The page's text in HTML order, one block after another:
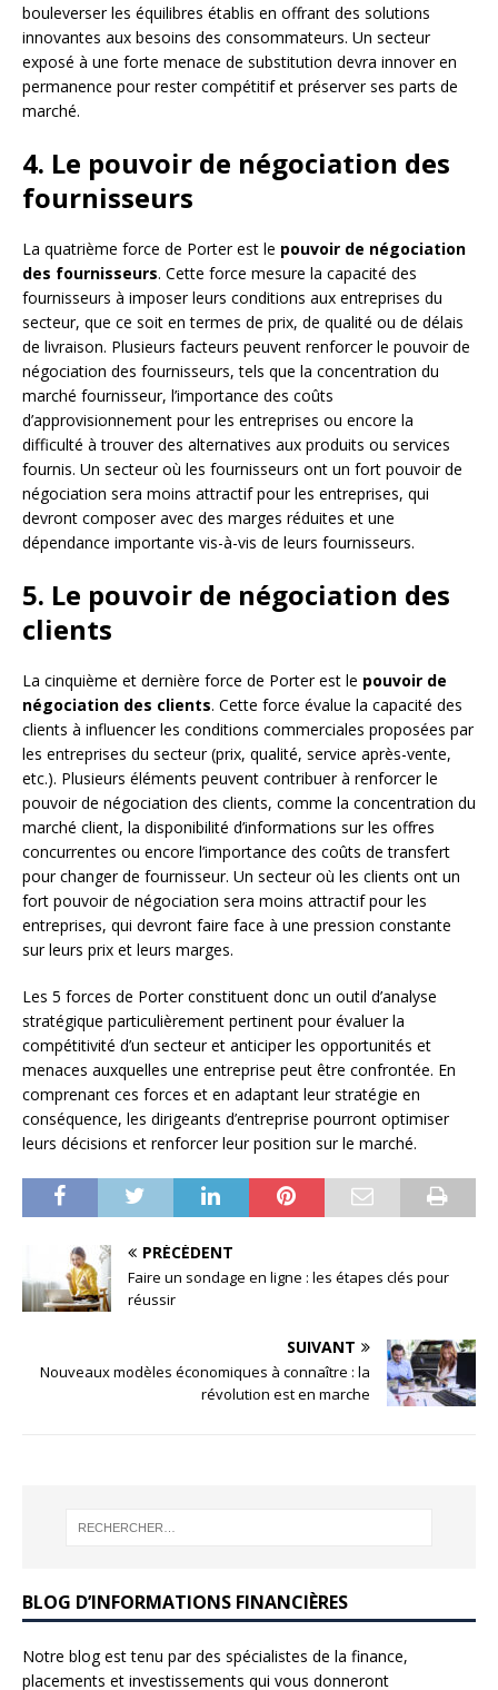
bouleverser les équilibres établis en offrant des solutions
innovantes aux besoins des consommateurs. Un secteur
exposé à une forte menace de substitution devra innover en
permanence pour rester compétitif et préserver ses parts de
marché.
4. Le pouvoir de négociation des
fournisseurs
La quatrième force de Porter est le pouvoir de négociation
des fournisseurs. Cette force mesure la capacité des
fournisseurs à imposer leurs conditions aux entreprises du
secteur, que ce soit en termes de prix, de qualité ou de délais
de livraison. Plusieurs facteurs peuvent renforcer le pouvoir de
négociation des fournisseurs, tels que la concentration du
marché fournisseur, l’importance des coûts
d’approvisionnement pour les entreprises ou encore la
difficulté à trouver des alternatives aux produits ou services
fournis. Un secteur où les fournisseurs ont un fort pouvoir de
négociation sera moins attractif pour les entreprises, qui
devront composer avec des marges réduites et une
dépendance importante vis-à-vis de leurs fournisseurs.
5. Le pouvoir de négociation des
clients
La cinquième et dernière force de Porter est le pouvoir de
négociation des clients. Cette force évalue la capacité des
clients à influencer les conditions commerciales proposées par
les entreprises du secteur (prix, qualité, service après-vente,
etc.). Plusieurs éléments peuvent contribuer à renforcer le
pouvoir de négociation des clients, comme la concentration du
marché client, la disponibilité d’informations sur les offres
concurrentes ou encore l’importance des coûts de transfert
pour changer de fournisseur. Un secteur où les clients ont un
fort pouvoir de négociation sera moins attractif pour les
entreprises, qui devront faire face à une pression constante
sur leurs prix et leurs marges.
Les 5 forces de Porter constituent donc un outil d’analyse
stratégique particulièrement pertinent pour évaluer la
compétitivité d’un secteur et anticiper les opportunités et
menaces auxquelles une entreprise peut être confrontée. En
comprenant ces forces et en adaptant leur stratégie en
conséquence, les dirigeants d’entreprise pourront optimiser
leurs décisions et renforcer leur position sur le marché.
PRÉCÉDENT
Faire un sondage en ligne : les étapes clés pour
réussir
SUIVANT
Nouveaux modèles économiques à connaître : la
révolution est en marche
BLOG D’INFORMATIONS FINANCIÈRES
Notre blog est tenu par des spécialistes de la finance,
placements et investissements qui vous donneront